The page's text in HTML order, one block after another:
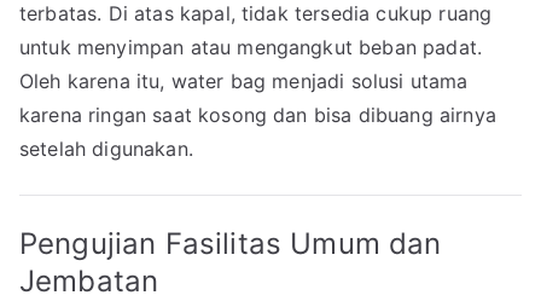
terbatas. Di atas kapal, tidak tersedia cukup ruang
untuk menyimpan atau mengangkut beban padat.
Oleh karena itu, water bag menjadi solusi utama
karena ringan saat kosong dan bisa dibuang airnya
setelah digunakan.
Pengujian Fasilitas Umum dan
Jembatan